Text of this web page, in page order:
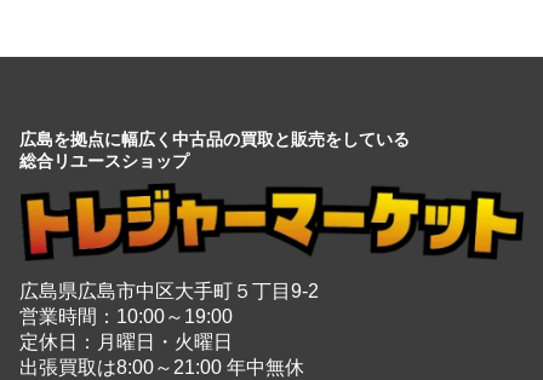
広島を拠点に幅広く中古品の買取と販売をしている
総合リユースショップ
広島県広島市中区大手町５丁目9-2
営業時間：10:00～19:00
定休日：月曜日・火曜日
出張買取は8:00～21:00 年中無休